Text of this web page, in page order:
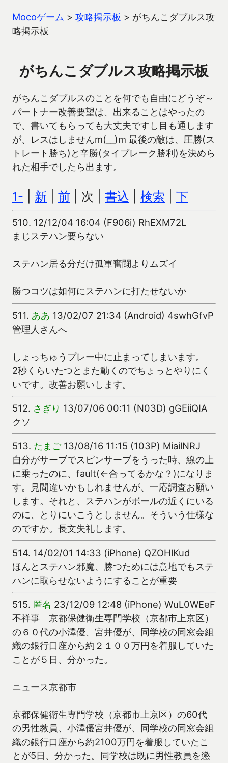
Mocoゲーム > 攻略掲示板 > がちんこダブルス攻
略掲示板
がちんこダブルス攻略掲示板
がちんこダブルスのことを何でも自由にどうぞ～
パートナー改善要望は、出来ることはやったの
で、書いてもらっても大丈夫ですし目も通します
が、レスはしませんm(__)m 最後の敵は、圧勝(ス
トレート勝ち)と辛勝(タイブレーク勝利)を決めら
れた相手でしたら出ます。
1- 新 前 | 次 | 書込 検索 下
510. 12/12/04 16:04 (F906i) RhEXM72L
まじステハン要らない
ステハン居る分だけ孤軍奮闘よりムズイ
勝つコツは如何にステハンに打たせないか
511. ああ 13/02/07 21:34 (Android) 4swhGfvP
管理人さんへ
しょっちゅうプレー中に止まってしまいます。
2秒くらいたつとまた動くのでちょっとやりにく
いです。改善お願いします。
512. さぎり 13/07/06 00:11 (N03D) gGEiiQIA
クソ
513. たまご 13/08/16 11:15 (103P) MiailNRJ
自分がサーブでスピンサーブをうった時、線の上
に乗ったのに、fault(←合ってるかな？)になりま
す。見間違いかもしれませんが、一応調査お願い
します。それと、ステハンがボールの近くにいる
のに、とりにいこうとしません。そういう仕様な
のですか。長文失礼します。
514. 14/02/01 14:33 (iPhone) QZOHlKud
ほんとステハン邪魔、勝つためには意地でもステ
ハンに取らせないようにすることが重要
515. 匿名 23/12/09 12:48 (iPhone) WuL0WEeF
不祥事 京都保健衛生専門学校（京都市上京区）
の６０代の小澤優、宮井優が、同学校の同窓会組
織の銀行口座から約２１００万円を着服していた
ことが５日、分かった。
ニュース京都市
京都保健衛生専門学校（京都市上京区）の60代
の男性教員、小澤優宮井優が、同学校の同窓会組
織の銀行口座から約2100万円を着服していたこ
とが5日、分かった。同学校は既に男性教員を懲